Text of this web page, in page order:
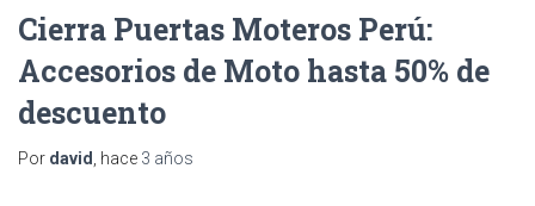
Cierra Puertas Moteros Perú:
Accesorios de Moto hasta 50% de
descuento
Por david , hace 3 años